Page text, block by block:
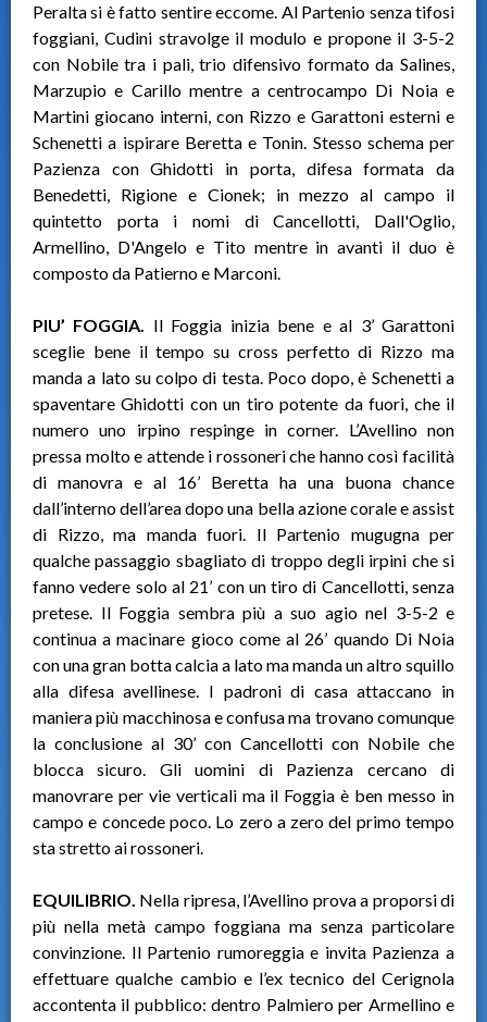
Peralta si è fatto sentire eccome. Al Partenio senza tifosi
foggiani, Cudini stravolge il modulo e propone il 3-5-2
con Nobile tra i pali, trio difensivo formato da Salines,
Marzupio e Carillo mentre a centrocampo Di Noia e
Martini giocano interni, con Rizzo e Garattoni esterni e
Schenetti a ispirare Beretta e Tonin. Stesso schema per
Pazienza con Ghidotti in porta, difesa formata da
Benedetti, Rigione e Cionek; in mezzo al campo il
quintetto porta i nomi di Cancellotti, Dall'Oglio,
Armellino, D'Angelo e Tito mentre in avanti il duo è
composto da Patierno e Marconi.
PIU’ FOGGIA. Il Foggia inizia bene e al 3’ Garattoni
sceglie bene il tempo su cross perfetto di Rizzo ma
manda a lato su colpo di testa. Poco dopo, è Schenetti a
spaventare Ghidotti con un tiro potente da fuori, che il
numero uno irpino respinge in corner. L’Avellino non
pressa molto e attende i rossoneri che hanno così facilità
di manovra e al 16’ Beretta ha una buona chance
dall’interno dell’area dopo una bella azione corale e assist
di Rizzo, ma manda fuori. Il Partenio mugugna per
qualche passaggio sbagliato di troppo degli irpini che si
fanno vedere solo al 21’ con un tiro di Cancellotti, senza
pretese. Il Foggia sembra più a suo agio nel 3-5-2 e
continua a macinare gioco come al 26’ quando Di Noia
con una gran botta calcia a lato ma manda un altro squillo
alla difesa avellinese. I padroni di casa attaccano in
maniera più macchinosa e confusa ma trovano comunque
la conclusione al 30’ con Cancellotti con Nobile che
blocca sicuro. Gli uomini di Pazienza cercano di
manovrare per vie verticali ma il Foggia è ben messo in
campo e concede poco. Lo zero a zero del primo tempo
sta stretto ai rossoneri.
EQUILIBRIO. Nella ripresa, l’Avellino prova a proporsi di
più nella metà campo foggiana ma senza particolare
convinzione. Il Partenio rumoreggia e invita Pazienza a
effettuare qualche cambio e l’ex tecnico del Cerignola
accontenta il pubblico: dentro Palmiero per Armellino e